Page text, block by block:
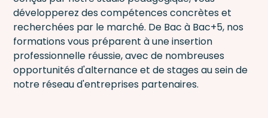
développerez des compétences concrètes et
recherchées par le marché. De Bac à Bac+5, nos
formations vous préparent à une insertion
professionnelle réussie, avec de nombreuses
opportunités d'alternance et de stages au sein de
notre réseau d'entreprises partenaires.